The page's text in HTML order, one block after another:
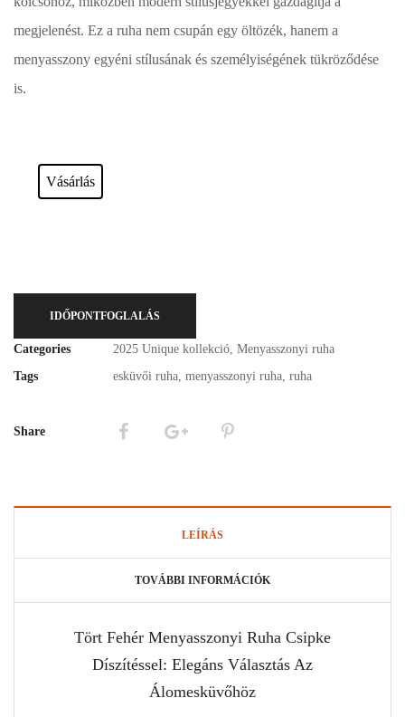
megjelenést. Ez a ruha nem csupán egy öltözék, hanem a
menyasszony egyéni stílusának és személyiségének tükröződése
is.
Vásárlás
IDŐPONTFOGLALÁS
Categories 2025 Unique kollekció, Menyasszonyi ruha
Tags
esküvői ruha, menyasszonyi ruha, ruha
Share
LEÍRÁS
TOVÁBBI INFORMÁCIÓK
Tört Fehér Menyasszonyi Ruha Csipke
Díszítéssel: Elegáns Választás Az
Álomesküvőhöz